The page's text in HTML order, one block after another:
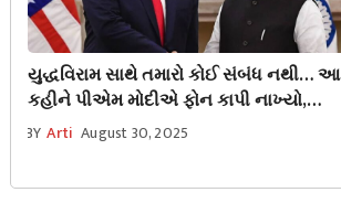
યુદ્ધવિરામ સાથે તમારો કોઈ સંબંધ નથી… આ
કહીને પીએમ મોદીએ ફોન કાપી નાખ્યો,
ટ્રમ્પના અહંકારને ઠેસ પહોંચી!
BY Arti August 30, 2025